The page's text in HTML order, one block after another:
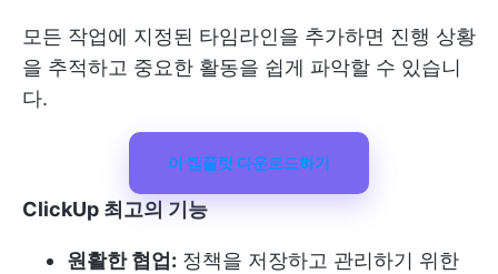
모든 작업에 지정된 타임라인을 추가하면 진행 상황
을 추적하고 중요한 활동을 쉽게 파악할 수 있습니
다.
이 템플릿 다운로드하기
ClickUp 최고의 기능
원활한 협업: 정책을 저장하고 관리하기 위한